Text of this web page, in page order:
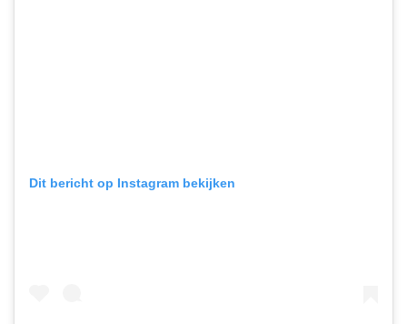
Dit bericht op Instagram bekijken